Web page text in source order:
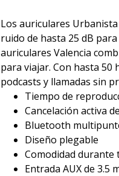
Los auriculares
ruido de hasta 25 dB
auriculares Valencia
para viajar. Con hasta
podcasts y llamadas sin
Tiempo de
Cancelación activa
Bluetooth
Diseño plegable
Comodidad durante
Entrada AUX de 3.5